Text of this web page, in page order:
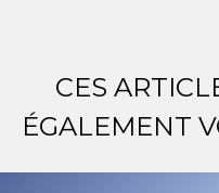
CES
ÉGALEMENT